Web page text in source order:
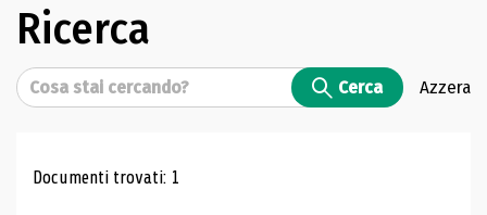
Ricerca
Cerca Cerca Azzera
Risultati di ricerca
Documenti trovati: 1